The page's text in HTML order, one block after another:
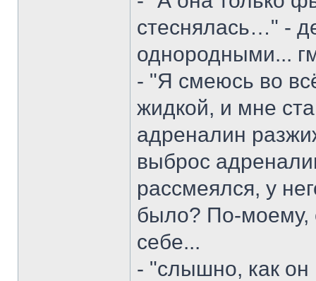
стеснялась…" -
однородными...
- "Я смеюсь во
жидкой, и мне
адреналин
выброс
рассмеялся, у
было? По-моему,
себе...
- "слышно, как он